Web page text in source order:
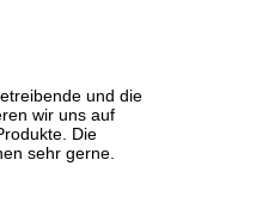
und die
wir uns auf
Die
sehr gerne.